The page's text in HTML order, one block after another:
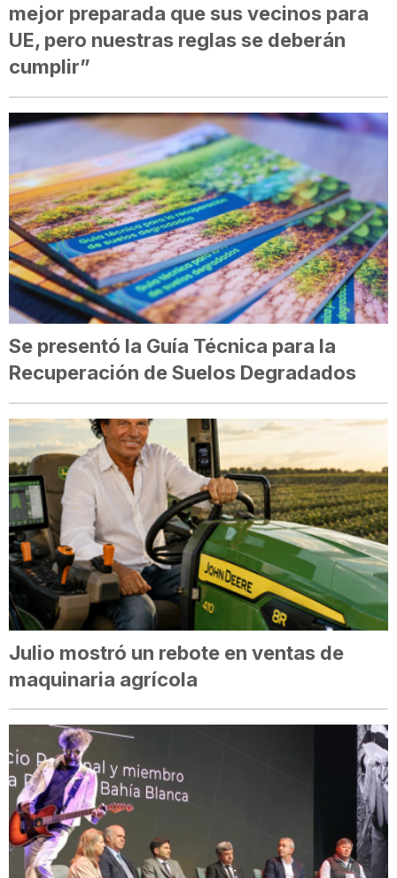
mejor preparada que sus vecinos para
UE, pero nuestras reglas se deberán
cumplir”
Se presentó la Guía Técnica para la
Recuperación de Suelos Degradados
Julio mostró un rebote en ventas de
maquinaria agrícola